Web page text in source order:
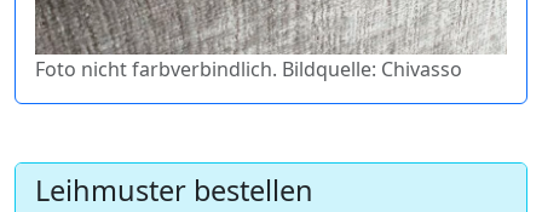
Foto nicht farbverbindlich. Bildquelle: Chivasso
Leihmuster bestellen